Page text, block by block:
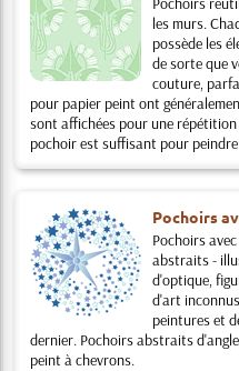
les murs.
possède les
de sorte que
couture,
pour papier peint ont
sont affichées pour une
pochoir est suffisant pour
Pochoirs
Pochoirs
abstraits -
d'optique,
d'art
peintures et
dernier. Pochoirs abstraits
peint à chevrons.